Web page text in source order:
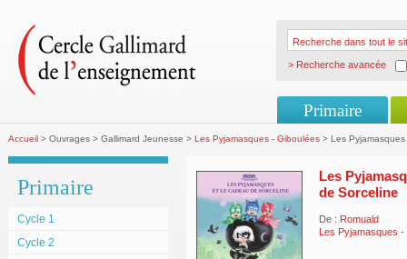
> Recherche avancée
Primaire
Accueil > Ouvrages > Gallimard Jeunesse > Les Pyjamasques - Giboulées > Les
Primaire
Cycle 1
Cycle 2
Les
de Sorceline
De : Romuald
Les Pyjamasques